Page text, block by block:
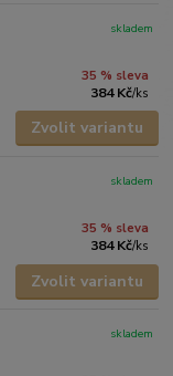
35 % sleva
384 Kč/ks
skladem
Zvolit variantu
35 % sleva
384 Kč/ks
skladem
Zvolit variantu
skladem